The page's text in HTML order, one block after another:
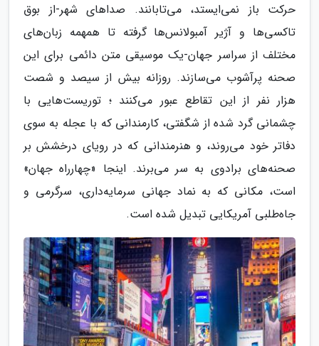
حرکت باز نمی‌ایستد، می‌تابانند. صداهای شهر-از بوق
تاکسی‌ها و آژیر آمبولانس‌ها گرفته تا همهمه زبان‌های
مختلف از سراسر جهان-یک موسیقی متن دائمی برای این
صحنه پرآشوب می‌سازند. روزانه بیش از سیصد و شصت
هزار نفر از این تقاطع عبور می‌کنند ؛ توریست‌هایی با
چشمانی گرد شده از شگفتی، کارمندانی که با عجله به سوی
دفاتر خود می‌روند، و هنرمندانی که در رویای درخشش بر
صحنه‌های برادوی به سر می‌برند. اینجا «چهارراه جهان»
است، مکانی که به نماد جهانی سرمایه‌داری، سرگرمی و
جاه‌طلبی آمریکایی تبدیل شده است.